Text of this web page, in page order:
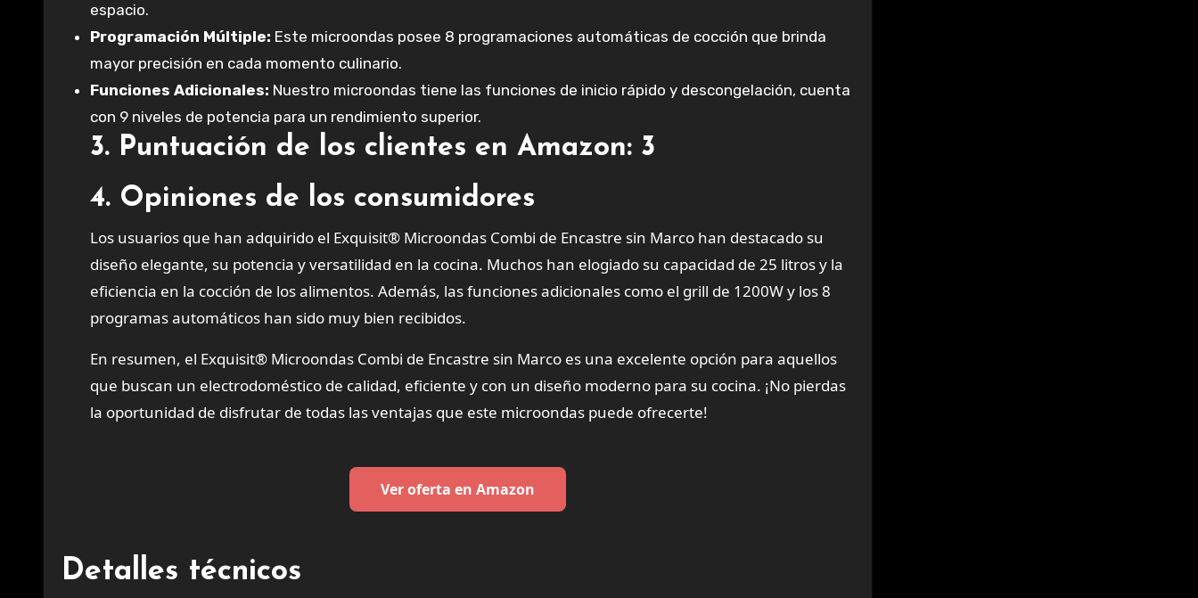
espacio.
Programación Múltiple: Este microondas posee 8 programaciones automáticas de cocción que brinda
mayor precisión en cada momento culinario.
Funciones Adicionales: Nuestro microondas tiene las funciones de inicio rápido y descongelación, cuenta
con 9 niveles de potencia para un rendimiento superior.
3. Puntuación de los clientes en Amazon: 3
4. Opiniones de los consumidores
Los usuarios que han adquirido el Exquisit® Microondas Combi de Encastre sin Marco han destacado su
diseño elegante, su potencia y versatilidad en la cocina. Muchos han elogiado su capacidad de 25 litros y la
eficiencia en la cocción de los alimentos. Además, las funciones adicionales como el grill de 1200W y los 8
programas automáticos han sido muy bien recibidos.
En resumen, el Exquisit® Microondas Combi de Encastre sin Marco es una excelente opción para aquellos
que buscan un electrodoméstico de calidad, eficiente y con un diseño moderno para su cocina. ¡No pierdas
la oportunidad de disfrutar de todas las ventajas que este microondas puede ofrecerte!
Ver oferta en Amazon
Detalles técnicos